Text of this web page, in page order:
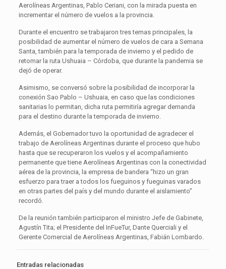
Aerolíneas Argentinas, Pablo Ceriani, con la mirada puesta en
incrementar el número de vuelos a la provincia.
Durante el encuentro se trabajaron tres temas principales, la
posibilidad de aumentar el número de vuelos de cara a Semana
Santa, también para la temporada de invierno y el pedido de
retomar la ruta Ushuaia – Córdoba, que durante la pandemia se
dejó de operar.
Asimismo, se conversó sobre la posibilidad de incorporar la
conexión Sao Pablo – Ushuaia, en caso que las condiciones
sanitarias lo permitan, dicha ruta permitiría agregar demanda
para el destino durante la temporada de invierno.
Además, el Gobernador tuvo la oportunidad de agradecer el
trabajo de Aerolíneas Argentinas durante el proceso que hubo
hasta que se recuperaron los vuelos y el acompañamiento
permanente que tiene Aerolíneas Argentinas con la conectividad
aérea de la provincia, la empresa de bandera “hizo un gran
esfuerzo para traer a todos los fueguinos y fueguinas varados
en otras partes del país y del mundo durante el aislamiento”
recordó.
De la reunión también participaron el ministro Jefe de Gabinete,
Agustín Tita; el Presidente del InFueTur, Dante Querciali y el
Gerente Comercial de Aerolíneas Argentinas, Fabián Lombardo.
Entradas relacionadas